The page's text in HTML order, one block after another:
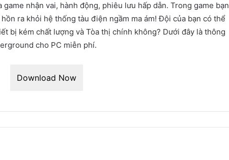
nhận vai, hành động, phiêu lưu hấp dẫn. Trong game bạn
ra khỏi hệ thống tàu điện ngầm ma ám! Đội của bạn có thể
bị kém chất lượng và Tòa thị chính không? Dưới đây là thông
cho PC miễn phí.
Download Now